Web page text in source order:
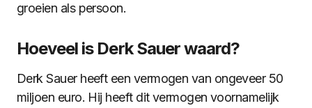
groeien als persoon.
Hoeveel is Derk Sauer waard?
Derk Sauer heeft een vermogen van ongeveer 50
miljoen euro. Hij heeft dit vermogen voornamelijk